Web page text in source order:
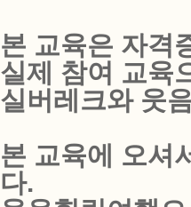
본 교육은 자격
실제 참여 교육
실버레크와 웃
본 교육에 오셔
다.